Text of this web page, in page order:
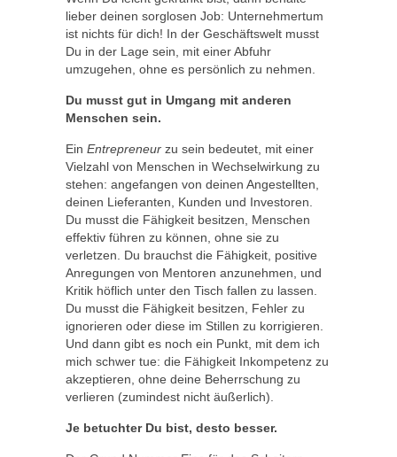
lieber deinen sorglosen Job: Unternehmertum
ist nichts für dich! In der Geschäftswelt musst
Du in der Lage sein, mit einer Abfuhr
umzugehen, ohne es persönlich zu nehmen.
Du musst gut in Umgang mit anderen
Menschen sein.
Ein Entrepreneur zu sein bedeutet, mit einer
Vielzahl von Menschen in Wechselwirkung zu
stehen: angefangen von deinen Angestellten,
deinen Lieferanten, Kunden und Investoren.
Du musst die Fähigkeit besitzen, Menschen
effektiv führen zu können, ohne sie zu
verletzen. Du brauchst die Fähigkeit, positive
Anregungen von Mentoren anzunehmen, und
Kritik höflich unter den Tisch fallen zu lassen.
Du musst die Fähigkeit besitzen, Fehler zu
ignorieren oder diese im Stillen zu korrigieren.
Und dann gibt es noch ein Punkt, mit dem ich
mich schwer tue: die Fähigkeit Inkompetenz zu
akzeptieren, ohne deine Beherrschung zu
verlieren (zumindest nicht äußerlich).
Je betuchter Du bist, desto besser.